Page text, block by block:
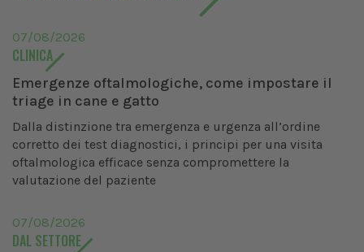
07/08/2026
CLINICA
Emergenze oftalmologiche, come impostare il
triage in cane e gatto
Dalla distinzione tra emergenza e urgenza all’ordine
corretto dei test diagnostici, i principi per una visita
oftalmologica efficace senza compromettere la
valutazione del paziente
07/08/2026
DAL SETTORE